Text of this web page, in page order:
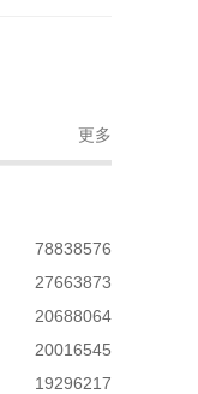
更多
78838576
27663873
20688064
20016545
19296217